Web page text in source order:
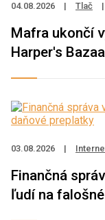
04.08.2026 | Tlač |
Mafra ukončí
Harper's
03.08.2026 |
Finančná
ľudí na